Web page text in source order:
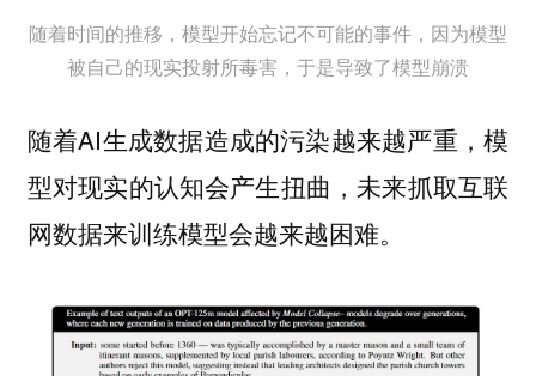
随着时间的推移，模型开始忘记不可能的事件，因为模型
被自己的现实投射所毒害，于是导致了模型崩溃
随着AI生成数据造成的污染越来越严重，模
型对现实的认知会产生扭曲，未来抓取互联
网数据来训练模型会越来越困难。